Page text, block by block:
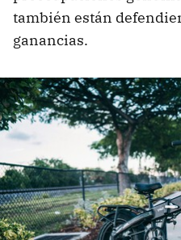
también están
ganancias.